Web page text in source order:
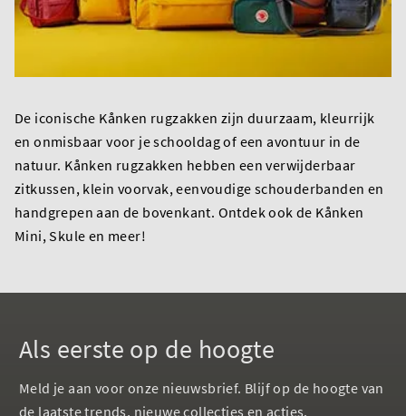
De iconische Kånken rugzakken zijn duurzaam, kleurrijk
en onmisbaar voor je schooldag of een avontuur in de
natuur. Kånken rugzakken hebben een verwijderbaar
zitkussen, klein voorvak, eenvoudige schouderbanden en
handgrepen aan de bovenkant. Ontdek ook de Kånken
Mini, Skule en meer!
Als eerste op de hoogte
Meld je aan voor onze nieuwsbrief. Blijf op de hoogte van
de laatste trends, nieuwe collecties en acties.